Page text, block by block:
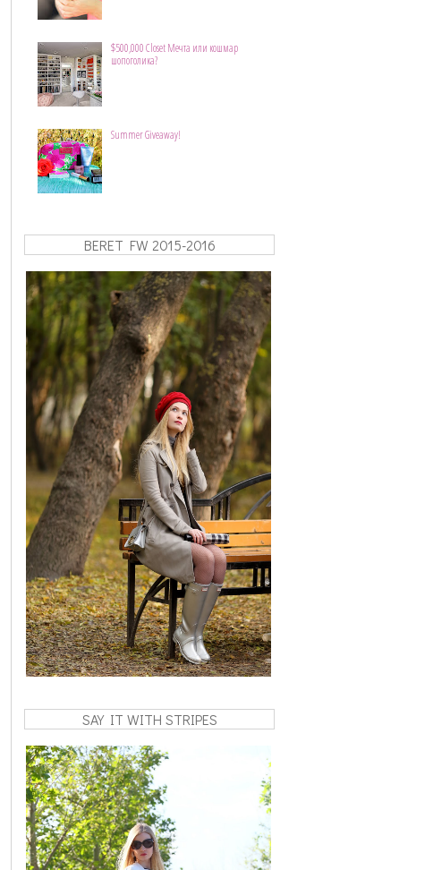
$500,000 Closet Мечта или кошмар
шопоголика?
Summer Giveaway!
BERET FW 2015-2016
SAY IT WITH STRIPES